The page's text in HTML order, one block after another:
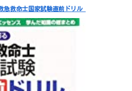
急救命士国家試験直前ドリル